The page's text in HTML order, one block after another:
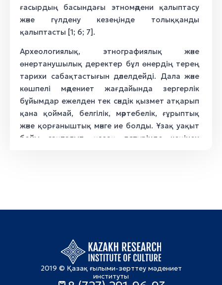
Қапсырма
Қапсырма
Қапсырма
Түйме
ғасырдың басындағы этномәдени қалыптасу
және гүлдену кезеңінде толыққанды
қалыптасты [1; 6; 7].
Археологиялық, этнографиялық және
өнертанушылық деректер бұл өнердің терең
тарихи сабақтастығын дәлелдейді. Дала және
көшпелі мәдениет жағдайында зергерлік
бұйымдар ежелден тек сәндік қызмет атқарып
қана қоймай, белгілік, мәртебелік, ғұрыптық
және қорғаныштық мәнге ие болды. Ұзақ уақыт
бойы сақталып, қазақ дәстүрінде кеңінен
басында, бұл жүйе айқын типологиялық
мақсатына, тағылатын орнына, жас және
жыныс ерекшеліктеріне, сондай-ақ
символдық қызметіне қарай ажыратылды [6;
2019 © Қазақ ғылыми-зерттеу мәдениет
институты